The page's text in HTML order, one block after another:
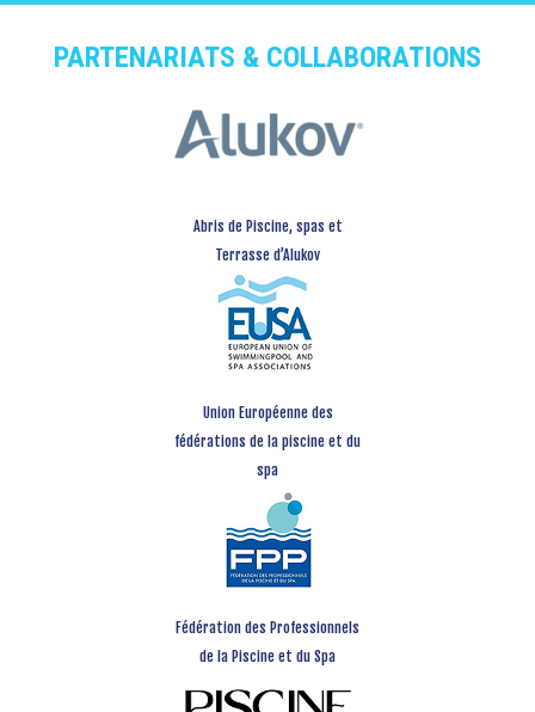
PARTENARIATS & COLLABORATIONS
Abris de Piscine, spas et
Terrasse d’Alukov
Union Européenne des
fédérations de la piscine et du
spa
Fédération des Professionnels
de la Piscine et du Spa